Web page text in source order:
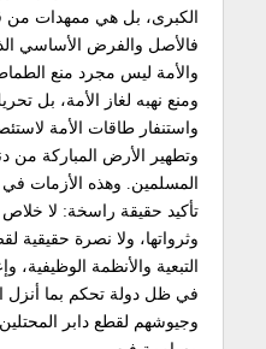
الكبرى، بل هي ممهدات من
فالأصل والفرض الأساسي
والأمة ليس مجرد منع
ومنع نهبه لغاز الأمة، بل
واستنفار طاقات الأمة
وتطهير الأرض المباركة من
المسلمين. وهذه الأزمات في
تأكيد حقيقة راسخة: لا خلاص
وثرواتها، ولا نصرة حقيقية
التبعية والأنظمة الوظيفية،
في ظل دولة تحكم بما أنزل
وجيوشهم لقطع دابر المحتلين